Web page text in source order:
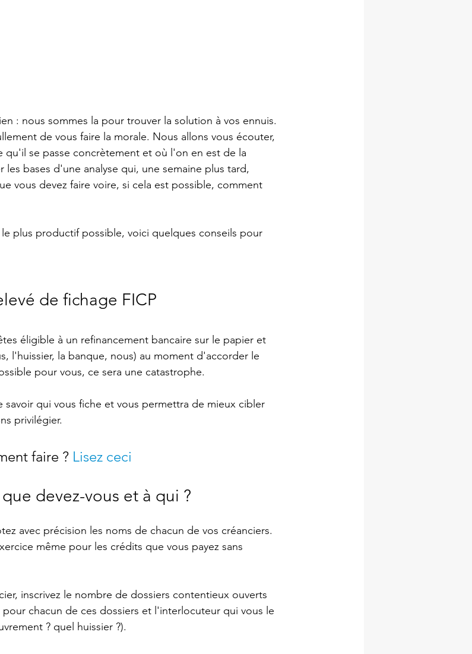
: nous sommes la pour trouver la solution à vos ennuis.
de vous faire la morale. Nous allons vous écouter,
qu'il se passe concrètement et où l'on en est de la
bases d'une analyse qui, une semaine plus tard,
vous devez faire voire, si cela est possible, comment
plus productif possible, voici quelques conseils pour
de fichage FICP
éligible à un refinancement bancaire sur le papier et
l'huissier, la banque, nous) au moment d'accorder le
pour vous, ce sera une catastrophe.
savoir qui vous fiche et vous permettra de mieux cibler
privilégier.
faire ? Lisez ceci
devez-vous et à qui ?
avec précision les noms de chacun de vos créanciers.
même pour les crédits que vous payez sans
inscrivez le nombre de dossiers contentieux ouverts
chacun de ces dossiers et l'interlocuteur qui vous le
? quel huissier ?).